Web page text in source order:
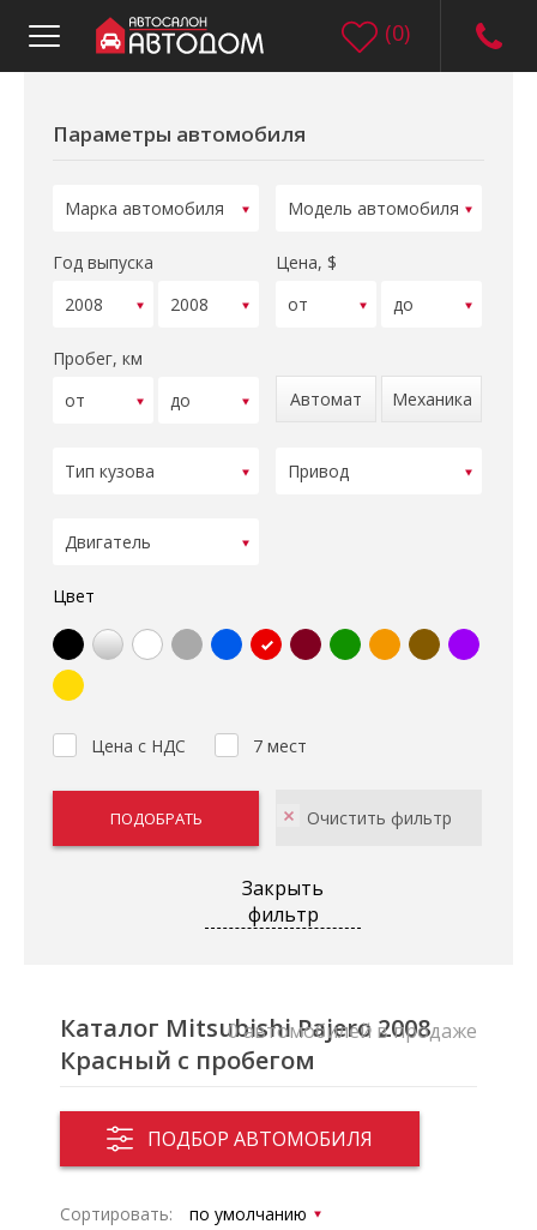
(0)
Параметры автомобиля
Год выпуска Цена, $
Пробег, км
Автомат
Механика
Цвет
Цена с НДС 7 мест
Закрыть
фильтр
Каталог Mitsubishi Pajero 2008
Красный с пробегом
ПОДБОР АВТОМОБИЛЯ
0 автомобилей в продаже
Сортировать: